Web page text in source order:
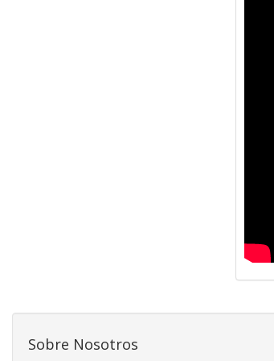
Sobre Nosotros